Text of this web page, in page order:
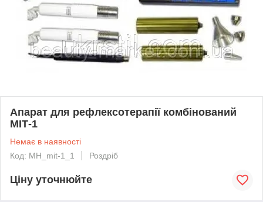
Апарат для рефлексотерапії комбінований
МІТ-1
Немає в наявності
Код: MH_mit-1_1
Роздріб
Ціну уточнюйте